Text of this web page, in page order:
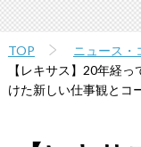
TOP ニュース・
【レキサス】20年経
けた新しい仕事観とコ